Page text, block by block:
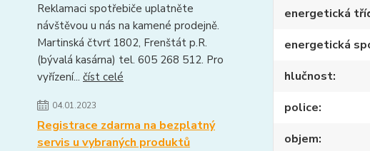
Reklamaci spotřebiče uplatněte
návštěvou u nás na kamené prodejně.
Martinská čtvrť 1802, Frenštát p.R.
(bývalá kasárna) tel. 605 268 512. Pro
vyřízení... číst celé
04.01.2023
Registrace zdarma na bezplatný
servis u vybraných produktů
energetická
energetická
hlučnost
police
objem